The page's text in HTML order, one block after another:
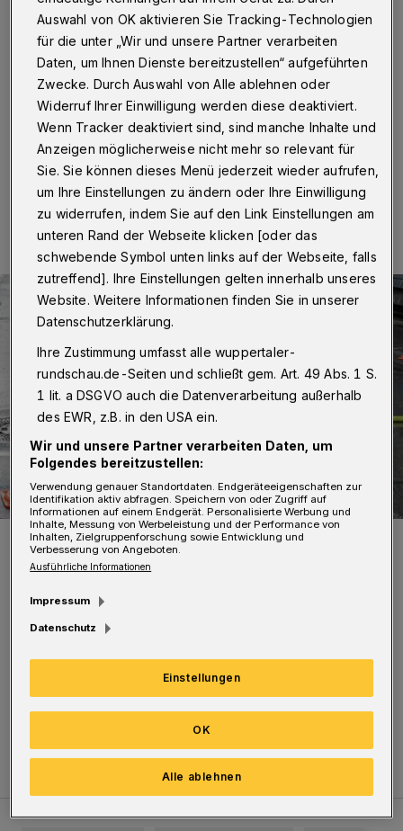
Barmen
Wuppertal·Die Wuppertaler Stadtwerke (WSW)
inspizieren vom 16. bis 18. Juli 2025 in den Bereichen
Parlamentstraße, Alter Markt, Mühlenweg und
Bachstraße die Kanäle und reinigen sie auch.
11.07.2025 , 11:15 Uhr Eine Minute Lesezeit
Symbolbild.
Foto: Christoph Petersen
Die Arbeiten finden jeweils zwischen 21 und 6
Uhr statt. Dabei kann es zu Lärmbelästigungen
kommen. Die WSW bitten um Verständnis.
Auswahl von OK aktivieren Sie Tracking-Technologien
für die unter „Wir und unsere Partner verarbeiten
Daten, um Ihnen Dienste bereitzustellen“ aufgeführten
Zwecke. Durch Auswahl von Alle ablehnen oder
Widerruf Ihrer Einwilligung werden diese deaktiviert.
Wenn Tracker deaktiviert sind, sind manche Inhalte und
Anzeigen möglicherweise nicht mehr so relevant für
Sie. Sie können dieses Menü jederzeit wieder aufrufen,
um Ihre Einstellungen zu ändern oder Ihre Einwilligung
zu widerrufen, indem Sie auf den Link Einstellungen am
unteren Rand der Webseite klicken [oder das
schwebende Symbol unten links auf der Webseite, falls
zutreffend]. Ihre Einstellungen gelten innerhalb unseres
Website. Weitere Informationen finden Sie in unserer
Datenschutzerklärung.
Ihre Zustimmung umfasst alle wuppertaler-
rundschau.de-Seiten und schließt gem. Art. 49 Abs. 1 S.
1 lit. a DSGVO auch die Datenverarbeitung außerhalb
des EWR, z.B. in den USA ein.
Wir und unsere Partner verarbeiten Daten, um
Folgendes bereitzustellen:
Verwendung genauer Standortdaten. Endgeräteeigenschaften zur
Identifikation aktiv abfragen. Speichern von oder Zugriff auf
Informationen auf einem Endgerät. Personalisierte Werbung und
Inhalte, Messung von Werbeleistung und der Performance von
Inhalten, Zielgruppenforschung sowie Entwicklung und
Verbesserung von Angeboten.
Ausführliche Informationen
Impressum
Datenschutz
Einstellungen
Alle ablehnen
OK